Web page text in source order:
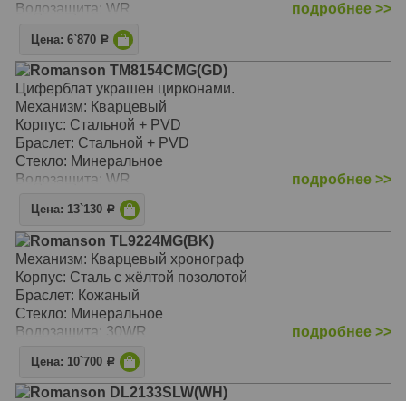
Водозащита: WR
подробнее >>
Цена: 6`870 Р
Romanson TM8154CMG(GD)
Циферблат украшен цирконами.
Механизм: Кварцевый
Корпус: Стальной + PVD
Браслет: Стальной + PVD
Стекло: Минеральное
Водозащита: WR
подробнее >>
Цена: 13`130 Р
Romanson TL9224MG(BK)
Механизм: Кварцевый хронограф
Корпус: Сталь с жёлтой позолотой
Браслет: Кожаный
Стекло: Минеральное
Водозащита: 30WR
подробнее >>
Цена: 10`700 Р
Romanson DL2133SLW(WH)